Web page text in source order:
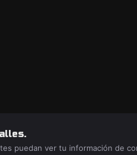
puedan ver tu información de